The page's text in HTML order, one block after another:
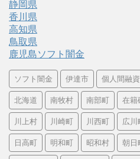
静岡県
香川県
高知県
鳥取県
鹿児島ソフト闇金
ソフト闇金 伊達市 個人間融資
北海道 南牧村 南部町 在籍
川上村 川崎町 川西町 広川
日高町 明和町 昭和村 朝日